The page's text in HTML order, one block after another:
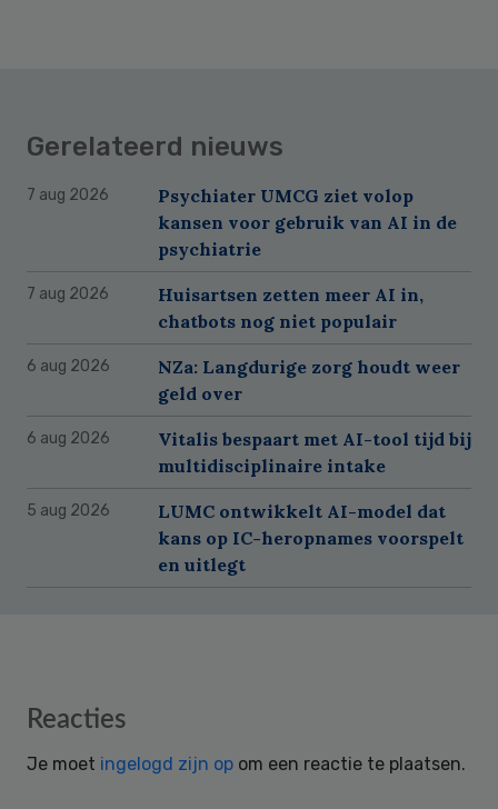
Gerelateerd nieuws
7 aug 2026
Psychiater UMCG ziet volop
kansen voor gebruik van AI in de
psychiatrie
7 aug 2026
Huisartsen zetten meer AI in,
chatbots nog niet populair
6 aug 2026
NZa: Langdurige zorg houdt weer
geld over
6 aug 2026
Vitalis bespaart met AI-tool tijd bij
multidisciplinaire intake
5 aug 2026
LUMC ontwikkelt AI-model dat
kans op IC-heropnames voorspelt
en uitlegt
Reader
Reacties
Je moet ingelogd zijn op om een reactie te plaatsen.